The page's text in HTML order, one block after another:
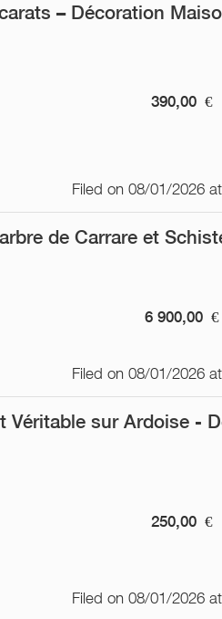
– Décoration
390,00 €
Filed on 08/01/2026
de Carrare et
6 900,00 €
Filed on 08/01/2026
Véritable sur Ardoise -
250,00 €
Filed on 08/01/2026